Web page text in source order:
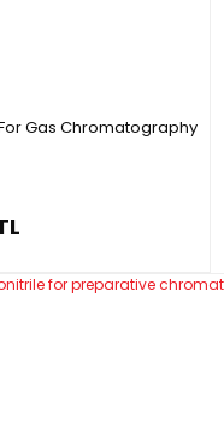
Gas Chromatography